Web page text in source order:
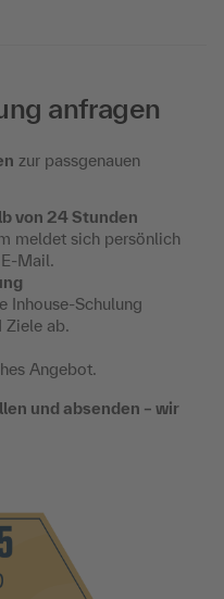
anfragen
zur passgenauen
von 24 Stunden
meldet sich persönlich
Mail.
Inhouse-Schulung
Ziele ab.
Angebot.
und absenden – wir